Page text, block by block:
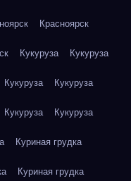
Красноярск
Кукуруза Кукуруза
Кукуруза Кукуруза
Кукуруза Кукуруза
Куриная грудка
Куриная грудка